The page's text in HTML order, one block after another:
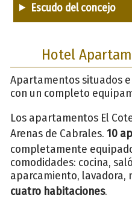
Escudo del concejo
Hotel
Apartamentos situados
con un completo
Los apartamentos El
Arenas de Cabrales. 10
completamente
comodidades: cocina,
aparcamiento, lavadora,
cuatro habitaciones.